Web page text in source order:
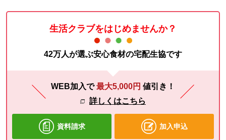
生活クラブをはじめませんか？
42万人が選ぶ安心食材の宅配生協です
WEB加入で最大5,000円 値引き！
詳しくはこちら
資料請求 加入申込